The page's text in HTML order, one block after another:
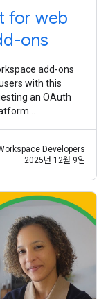
for web
ons
add-ons
with this
an OAuth
Developers
2025년 12월 9일